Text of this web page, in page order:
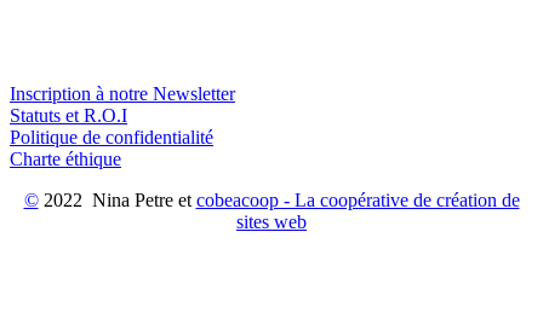
Inscription à notre Newsletter
Statuts et R.O.I
Politique de confidentialité
Charte éthique
©2022 Nina Petre et cobeacoop - La coopérative de création de
sites web